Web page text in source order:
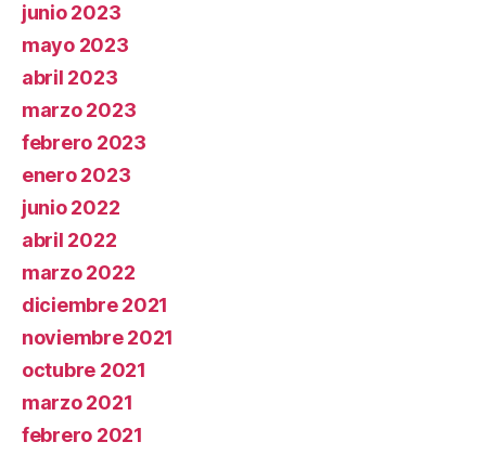
junio 2023
mayo 2023
abril 2023
marzo 2023
febrero 2023
enero 2023
junio 2022
abril 2022
marzo 2022
diciembre 2021
noviembre 2021
octubre 2021
marzo 2021
febrero 2021